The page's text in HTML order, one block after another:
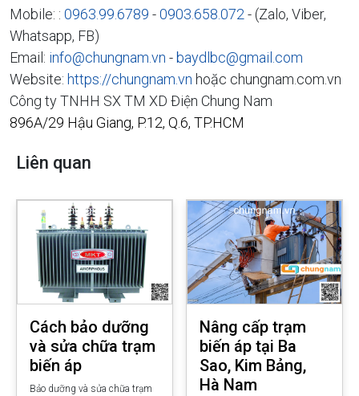
Mobile: : 0963.99.6789 -0903.658.072 - (Zalo, Viber,
Whatsapp, FB)
Email: info@chungnam.vn -baydlbc@gmail.com
Website: https://chungnam.vn hoặc chungnam.com.vn
Công ty TNHH SX TM XD Điện Chung Nam
896A/29 Hậu Giang, P.12, Q.6, TP.HCM
Liên quan
Cách bảo dưỡng
và sửa chữa trạm
biến áp
Bảo dưỡng và sửa chữa trạm
Nâng cấp trạm
biến áp tại Ba
Sao, Kim Bảng,
Hà Nam